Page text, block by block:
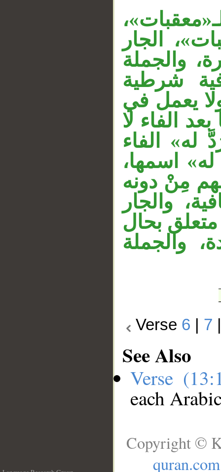
الجار
والجملة
شرطية
يعمل في
الفاء لا
له» الفاء
اسمها،
مِنْ دونه
والجار
متعلق بحال
والجملة
Verse 6 7
See Also
Verse
each
Copyright ©
quran.com